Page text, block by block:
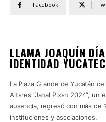
Facebook
LLAMA JOAQUÍN
IDENTIDAD
La Plaza Grande de Yucatán
Altares “Janal Pixan 2024”,
ausencia, regresó con más de
instituciones y asociaciones.